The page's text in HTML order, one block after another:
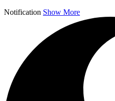
Notification Show More